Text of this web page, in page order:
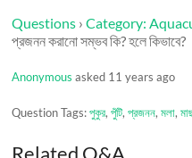
Questions ›Category:
প্রজনন করানো সম্ভব কি? হলে কিভাবে?
Anonymous asked 11 years ago
Question Tags:পুকুর,পুঁটি,প্রজনন,মলা,
Related Q&A